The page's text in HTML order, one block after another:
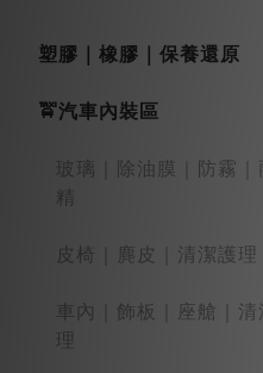
塑膠｜橡膠｜保養還原
🚖汽車內裝區
玻璃｜除油膜｜防霧｜
精
皮椅｜麂皮｜清潔護理
車內｜飾板｜座艙｜清
理